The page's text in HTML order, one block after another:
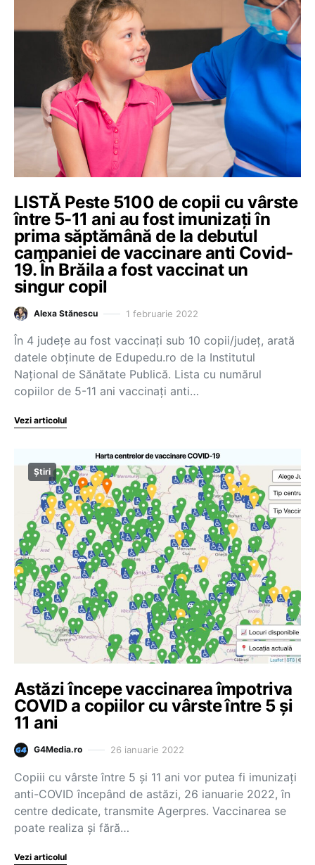
LISTĂ Peste 5100 de copii cu vârste
între 5-11 ani au fost imunizați în
prima săptămână de la debutul
campaniei de vaccinare anti Covid-
19. În Brăila a fost vaccinat un
singur copil
Alexa Stănescu 1 februarie 2022
În 4 județe au fost vaccinați sub 10 copii/județ, arată
datele obținute de Edupedu.ro de la Institutul
Național de Sănătate Publică. Lista cu numărul
copiilor de 5-11 ani vaccinați anti…
Vezi articolul
Știri
Astăzi începe vaccinarea împotriva
COVID a copiilor cu vârste între 5 și
11 ani
G4Media.ro 26 ianuarie 2022
Copiii cu vârste între 5 şi 11 ani vor putea fi imunizați
anti-COVID începând de astăzi, 26 ianuarie 2022, în
centre dedicate, transmite Agerpres. Vaccinarea se
poate realiza şi fără…
Vezi articolul